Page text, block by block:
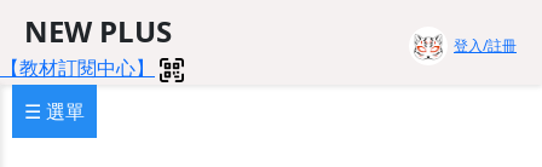
NEW PLUS
【教材訂閱中心】
登入/註冊
☰ 選單